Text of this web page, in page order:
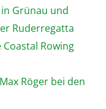
Grünau und
Ruderregatta
Rowing
Röger bei den